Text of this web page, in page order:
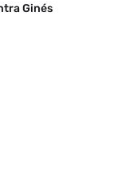
Ginés